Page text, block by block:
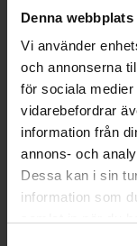
Denna
Vi använder
och annonserna
för sociala
vidarebefordrar
information från
annons- och
Dessa kan i sin
information som
Bosch
Färg: Svart
Bredd (cm): 59.4